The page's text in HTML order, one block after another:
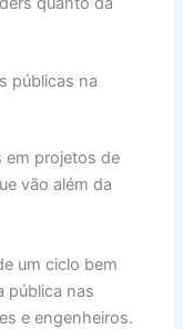
públicas na
em projetos de
vão além da
um ciclo bem
pública nas
e engenheiros.